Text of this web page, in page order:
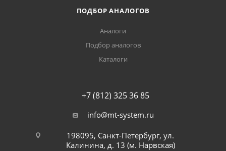
ПОДБОР АНАЛОГОВ
Аналоги
Подбор аналогов
Каталоги
+7 (812) 325 36 85
info@mt-system.ru
198095, Санкт-Петербург, ул.
Калинина, д. 13 (м. Нарвская)